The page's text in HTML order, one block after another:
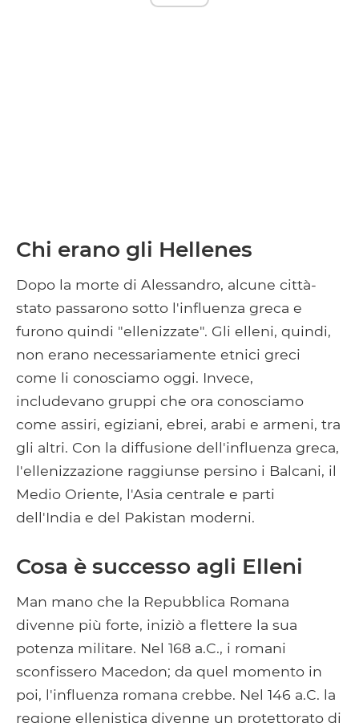
Chi erano gli Hellenes
Dopo la morte di Alessandro, alcune città-
stato passarono sotto l'influenza greca e
furono quindi "ellenizzate". Gli elleni, quindi,
non erano necessariamente etnici greci
come li conosciamo oggi. Invece,
includevano gruppi che ora conosciamo
come assiri, egiziani, ebrei, arabi e armeni, tra
gli altri. Con la diffusione dell'influenza greca,
l'ellenizzazione raggiunse persino i Balcani, il
Medio Oriente, l'Asia centrale e parti
dell'India e del Pakistan moderni.
Cosa è successo agli Elleni
Man mano che la Repubblica Romana
divenne più forte, iniziò a flettere la sua
potenza militare. Nel 168 a.C., i romani
sconfissero Macedon; da quel momento in
poi, l'influenza romana crebbe. Nel 146 a.C. la
regione ellenistica divenne un protettorato di